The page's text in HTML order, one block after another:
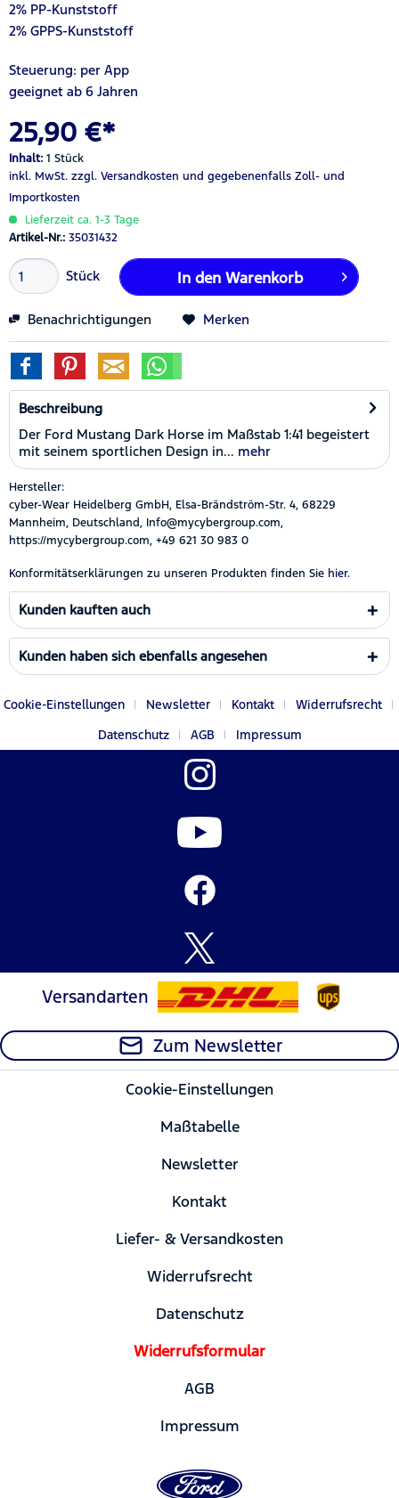
2% PP-Kunststoff
2% GPPS-Kunststoff
Steuerung: per App
geeignet ab 6 Jahren
25,90 €*
Inhalt: 1 Stück
inkl. MwSt. zzgl. Versandkosten und gegebenenfalls Zoll- und
Importkosten
Lieferzeit ca. 1-3 Tage
Artikel-Nr.: 35031432
Stück In den Warenkorb
Benachrichtigungen Merken
Beschreibung
Der Ford Mustang Dark Horse im Maßstab 1:41 begeistert
mit seinem sportlichen Design in... mehr
Hersteller:
cyber-Wear Heidelberg GmbH, Elsa-Brändström-Str. 4, 68229
Mannheim, Deutschland, Info@mycybergroup.com,
https://mycybergroup.com, +49 621 30 983 0
Konformitätserklärungen zu unseren Produkten finden Sie hier.
Kunden kauften auch
Kunden haben sich ebenfalls angesehen
Cookie-Einstellungen Newsletter Kontakt
Widerrufsrecht
Datenschutz
AGB Impressum
Versandarten
Zum Newsletter
Cookie-Einstellungen
Maßtabelle
Newsletter
Kontakt
Liefer- & Versandkosten
Widerrufsrecht
Datenschutz
Widerrufsformular
AGB
Impressum